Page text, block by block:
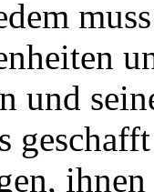
und